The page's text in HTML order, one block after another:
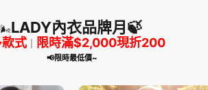
🌬️LADY內衣品牌月🍃
式｜ 限時滿$2,000現折200
📢限時最低價~